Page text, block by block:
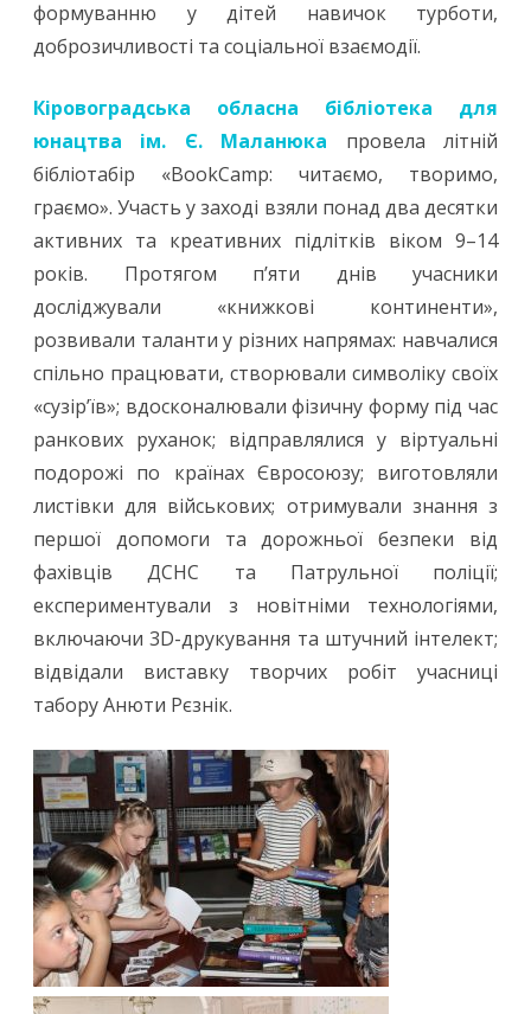
формуванню у дітей навичок турботи,
доброзичливості та соціальної взаємодії.
Кіровоградська обласна бібліотека для
юнацтва ім. Є. Маланюка провела літній
бібліотабір «BookCamp: читаємо, творимо,
граємо». Участь у заході взяли понад два десятки
активних та креативних підлітків віком 9–14
років. Протягом п’яти днів учасники
досліджували «книжкові континенти»,
розвивали таланти у різних напрямах: навчалися
спільно працювати, створювали символіку своїх
«сузір’їв»; вдосконалювали фізичну форму під час
ранкових руханок; відправлялися у віртуальні
подорожі по країнах Євросоюзу; виготовляли
листівки для військових; отримували знання з
першої допомоги та дорожньої безпеки від
фахівців ДСНС та Патрульної поліції;
експериментували з новітніми технологіями,
включаючи 3D-друкування та штучний інтелект;
відвідали виставку творчих робіт учасниці
табору Анюти Рєзнік.